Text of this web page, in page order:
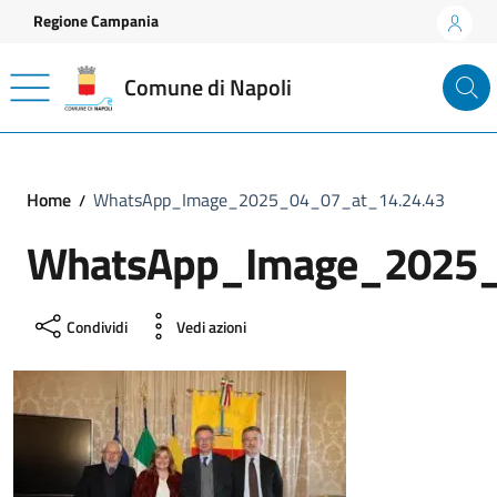
Vai ai contenuti
Vai al footer
Regione Campania
Comune di Napoli
Home WhatsApp_Image_2025_04_07_at_14.24.43
Condividi Vedi azioni